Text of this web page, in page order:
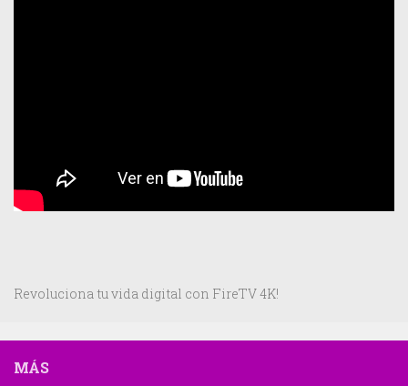
Revoluciona tu vida digital con FireTV 4K!
MÁS